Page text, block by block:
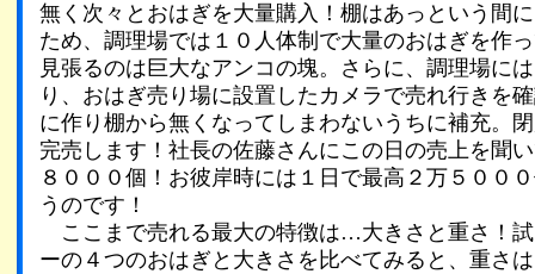
無く次々とおはぎを大量購入！棚はあっという間
ため、調理場では１０人体制で大量のおはぎを作
見張るのは巨大なアンコの塊。さらに、調理場に
り、おはぎ売り場に設置したカメラで売れ行きを
に作り棚から無くなってしまわないうちに補充。
完売します！社長の佐藤さんにこの日の売上を聞
８０００個！お彼岸時には１日で最高２万５００
うのです！
ここまで売れる最大の特徴は…大きさと重さ！
ーの４つのおはぎと大きさを比べてみると、重さ